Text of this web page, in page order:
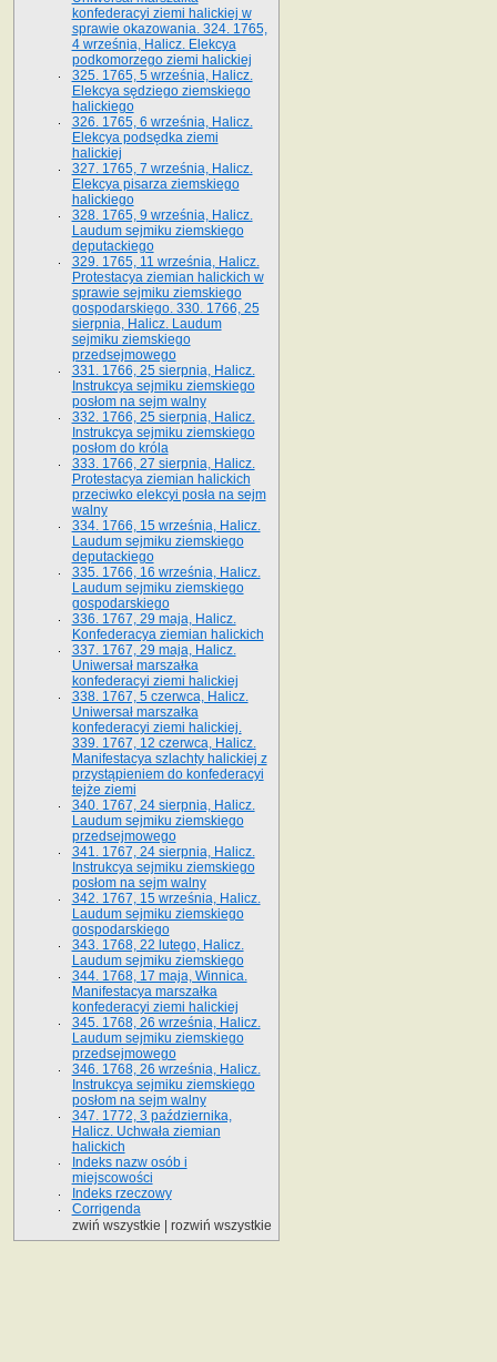
konfederacyi ziemi halickiej w
sprawie okazowania. 324. 1765,
4 września, Halicz. Elekcya
podkomorzego ziemi halickiej
325. 1765, 5 września, Halicz.
Elekcya sędziego ziemskiego
halickiego
326. 1765, 6 września, Halicz.
Elekcya podsędka ziemi
halickiej
327. 1765, 7 września, Halicz.
Elekcya pisarza ziemskiego
halickiego
328. 1765, 9 września, Halicz.
Laudum sejmiku ziemskiego
deputackiego
329. 1765, 11 września, Halicz.
Protestacya ziemian halickich w
sprawie sejmiku ziemskiego
gospodarskiego. 330. 1766, 25
sierpnia, Halicz. Laudum
sejmiku ziemskiego
przedsejmowego
331. 1766, 25 sierpnia, Halicz.
Instrukcya sejmiku ziemskiego
posłom na sejm walny
332. 1766, 25 sierpnia, Halicz.
Instrukcya sejmiku ziemskiego
posłom do króla
333. 1766, 27 sierpnia, Halicz.
Protestacya ziemian halickich
przeciwko elekcyi posła na sejm
walny
334. 1766, 15 września, Halicz.
Laudum sejmiku ziemskiego
deputackiego
335. 1766, 16 września, Halicz.
Laudum sejmiku ziemskiego
gospodarskiego
336. 1767, 29 maja, Halicz.
Konfederacya ziemian halickich
337. 1767, 29 maja, Halicz.
Uniwersał marszałka
konfederacyi ziemi halickiej
338. 1767, 5 czerwca, Halicz.
Uniwersał marszałka
konfederacyi ziemi halickiej.
339. 1767, 12 czerwca, Halicz.
Manifestacya szlachty halickiej z
przystąpieniem do konfederacyi
tejże ziemi
340. 1767, 24 sierpnia, Halicz.
Laudum sejmiku ziemskiego
przedsejmowego
341. 1767, 24 sierpnia, Halicz.
Instrukcya sejmiku ziemskiego
posłom na sejm walny
342. 1767, 15 września, Halicz.
Laudum sejmiku ziemskiego
gospodarskiego
343. 1768, 22 lutego, Halicz.
Laudum sejmiku ziemskiego
344. 1768, 17 maja, Winnica.
Manifestacya marszałka
konfederacyi ziemi halickiej
345. 1768, 26 września, Halicz.
Laudum sejmiku ziemskiego
przedsejmowego
346. 1768, 26 września, Halicz.
Instrukcya sejmiku ziemskiego
posłom na sejm walny
347. 1772, 3 października,
Halicz. Uchwała ziemian
halickich
Indeks nazw osób i
miejscowości
Indeks rzeczowy
Corrigenda
zwiń wszystkie
rozwiń wszystkie